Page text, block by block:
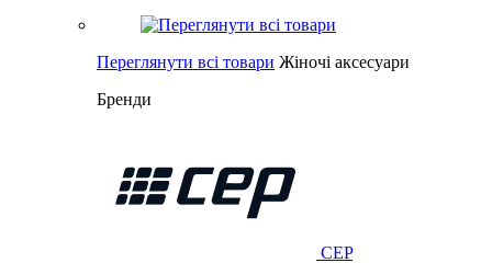
Переглянути всі товари Жіночі аксесуари
Бренди
CEP